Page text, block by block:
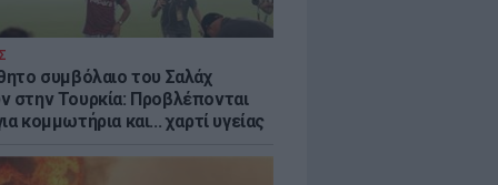
συμβόλαιο του Σαλάχ
στην Τουρκία: Προβλέπονται
κομμωτήρια και... χαρτί υγείας